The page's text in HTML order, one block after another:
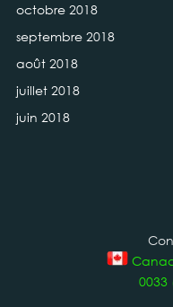
octobre 2018
septembre 2018
août 2018
juillet 2018
juin 2018
0033